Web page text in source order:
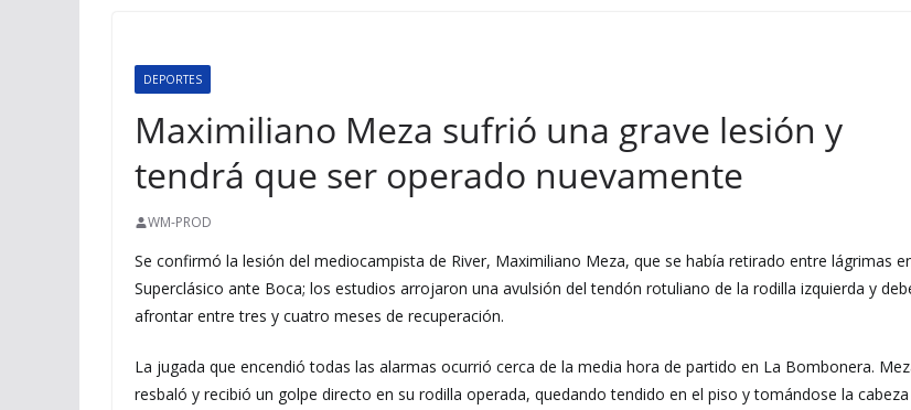
DEPORTES
Maximiliano Meza sufrió una grave lesión y
tendrá que ser operado nuevamente
WM-PROD
Se confirmó la lesión del mediocampista de River, Maximiliano Meza, que se había retirado entre lágrimas
Superclásico ante Boca; los estudios arrojaron una avulsión del tendón rotuliano de la rodilla izquierda y
afrontar entre tres y cuatro meses de recuperación.
La jugada que encendió todas las alarmas ocurrió cerca de la media hora de partido en La Bombonera.
resbaló y recibió un golpe directo en su rodilla operada, quedando tendido en el piso y tomándose la